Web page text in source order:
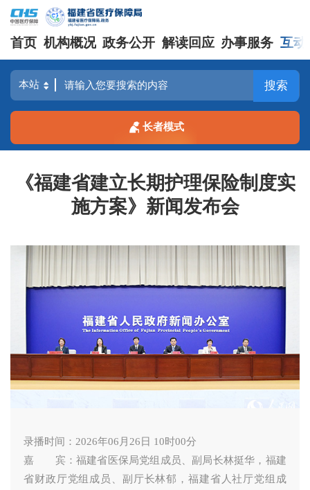
首页 机构概况 政务公开 解读回应 办事服务 互动
搜索
长者模式
《福建省建立长期护理保险制度实
施方案》新闻发布会
录播时间：2026年06月26日 10时00分
嘉 宾：福建省医保局党组成员、副局长林挺华，福建
省财政厅党组成员、副厅长林郁，福建省人社厅党组成